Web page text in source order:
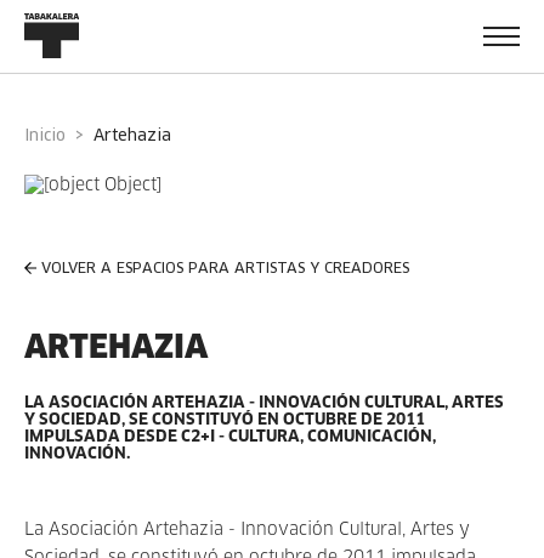
Inicio artehazia
VOLVER A ESPACIOS PARA ARTISTAS Y CREADORES
ARTEHAZIA
LA ASOCIACIÓN ARTEHAZIA - INNOVACIÓN CULTURAL, ARTES
Y SOCIEDAD, SE CONSTITUYÓ EN OCTUBRE DE 2011
IMPULSADA DESDE C2+I - CULTURA, COMUNICACIÓN,
INNOVACIÓN.
La Asociación Artehazia - Innovación Cultural, Artes y